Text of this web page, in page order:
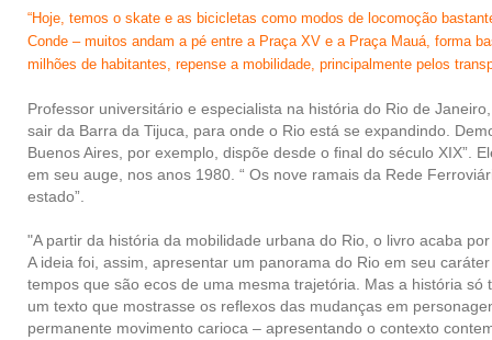
“Hoje, temos o skate e as bicicletas como modos de locomoção
Conde – muitos andam a pé entre a Praça XV e a Praça Mauá, forma
milhões de habitantes, repense a mobilidade, principalmente pelos
Professor universitário e especialista na história do Rio de
sair da Barra da Tijuca, para onde o Rio está se expandindo.
Buenos Aires, por exemplo, dispõe desde o final do século XIX”.
em seu auge, nos anos 1980. “ Os nove ramais da Rede
estado”.
"A partir da história da mobilidade urbana do Rio, o livro acaba
A ideia foi, assim, apresentar um panorama do Rio em seu
tempos que são ecos de uma mesma trajetória. Mas a história
um texto que mostrasse os reflexos das mudanças em
permanente movimento carioca – apresentando o contexto